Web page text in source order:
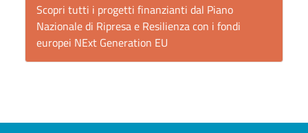
Scopri tutti i progetti finanzianti dal Piano
Nazionale di Ripresa e Resilienza con i fondi
europei NExt Generation EU